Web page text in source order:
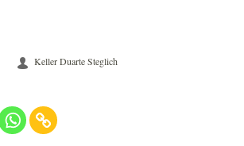
Keller Duarte Steglich